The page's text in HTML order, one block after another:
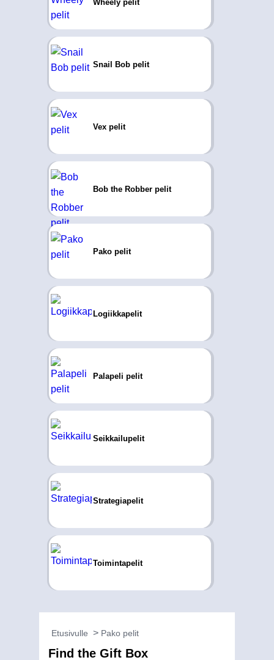
Wheely pelit
Snail Bob pelit
Vex pelit
Bob the Robber pelit
Pako pelit
Logiikkapelit
Palapeli pelit
Seikkailupelit
Strategiapelit
Toimintapelit
Etusivulle Pako pelit
Find the Gift Box